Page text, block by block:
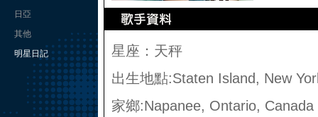
日亞
其他
明星日記
星座：天秤
出生地點:Staten Island, New
家鄉:Napanee, Ontario, Canada